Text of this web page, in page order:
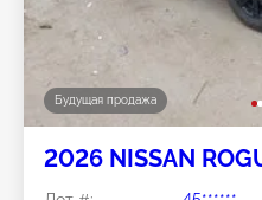
Будущая продажа
2026 NISSAN